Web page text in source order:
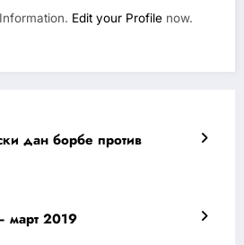
Edit your Profile now.
дан борбе против
2019